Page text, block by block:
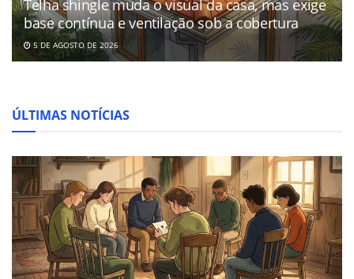
Telha shingle muda o visual da casa, mas exige
base contínua e ventilação sob a cobertura
5 DE AGOSTO DE 2026
ÚLTIMAS NOTÍCIAS